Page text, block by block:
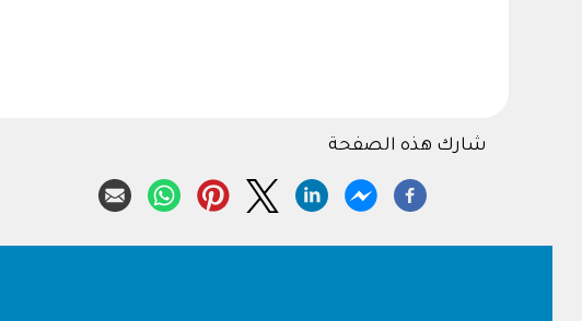
شارك هذه الصفحة